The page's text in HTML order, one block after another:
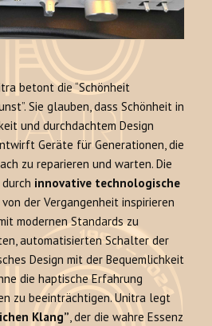
betont die “Schönheit
Sie glauben, dass Schönheit in
und durchdachtem Design
Geräte für Generationen, die
zu reparieren und warten. Die
innovative technologische
von der Vergangenheit inspirieren
modernen Standards zu
automatisierten Schalter der
Design mit der Bequemlichkeit
die haptische Erfahrung
zu beeinträchtigen. Unitra legt
Klang”, der die wahre Essenz